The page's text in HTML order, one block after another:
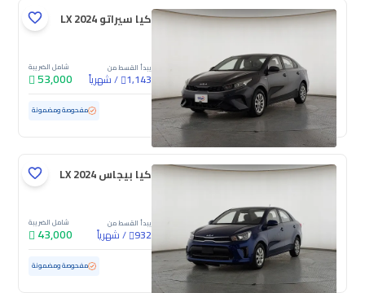
كيا سيراتو LX 2024
يبدأ القسط من
1,143
/شهرياً
شامل الضريبة
53,000
مستعملة 47,701 كم ممشى قليل مفحوصة ومضمونة
كيا بيجاس LX 2024
يبدأ القسط من
932
/شهرياً
شامل الضريبة
43,000
مستعملة 31,528 كم ممشى قليل مفحوصة ومضمونة